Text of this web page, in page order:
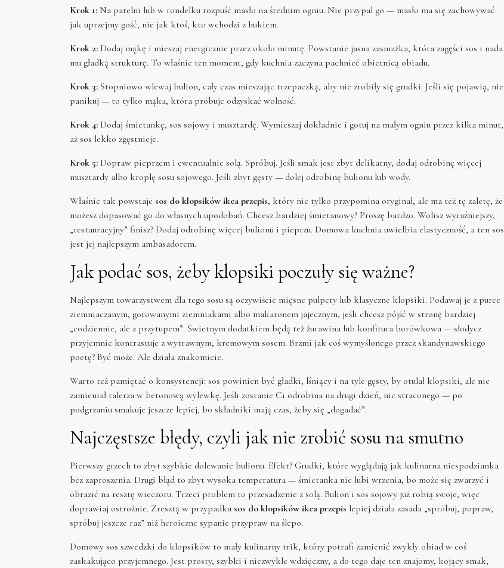
Krok 1: Na patelni lub w rondelku rozpuść masło na średnim ogniu. Nie przypal go — masło ma się zachowywać
jak uprzejmy gość, nie jak ktoś, kto wchodzi z hukiem.
Krok 2: Dodaj mąkę i mieszaj energicznie przez około minutę. Powstanie jasna zasmażka, która zagęści sos i nada
mu gładką strukturę. To właśnie ten moment, gdy kuchnia zaczyna pachnieć obietnicą obiadu.
Krok 3: Stopniowo wlewaj bulion, cały czas mieszając trzepaczką, aby nie zrobiły się grudki. Jeśli się pojawią, nie
panikuj — to tylko mąka, która próbuje odzyskać wolność.
Krok 4: Dodaj śmietankę, sos sojowy i musztardę. Wymieszaj dokładnie i gotuj na małym ogniu przez kilka minut,
aż sos lekko zgęstnieje.
Krok 5: Dopraw pieprzem i ewentualnie solą. Spróbuj. Jeśli smak jest zbyt delikatny, dodaj odrobinę więcej
musztardy albo kroplę sosu sojowego. Jeśli zbyt gęsty — dolej odrobinę bulionu lub wody.
Właśnie tak powstaje sos do klopsików ikea przepis, który nie tylko przypomina oryginał, ale ma też tę zaletę, że
możesz dopasować go do własnych upodobań. Chcesz bardziej śmietanowy? Proszę bardzo. Wolisz wyraźniejszy,
„restauracyjny” finisz? Dodaj odrobinę więcej bulionu i pieprzu. Domowa kuchnia uwielbia elastyczność, a ten sos
jest jej najlepszym ambasadorem.
Jak podać sos, żeby klopsiki poczuły się ważne?
Najlepszym towarzystwem dla tego sosu są oczywiście mięsne pulpety lub klasyczne klopsiki. Podawaj je z puree
ziemniaczanym, gotowanymi ziemniakami albo makaronem jajecznym, jeśli chcesz pójść w stronę bardziej
„codziennie, ale z przytupem”. Świetnym dodatkiem będą też żurawina lub konfitura borówkowa — słodycz
przyjemnie kontrastuje z wytrawnym, kremowym sosem. Brzmi jak coś wymyślonego przez skandynawskiego
poetę? Być może. Ale działa znakomicie.
Warto też pamiętać o konsystencji: sos powinien być gładki, lśniący i na tyle gęsty, by otulał klopsiki, ale nie
zamieniał talerza w betonową wylewkę. Jeśli zostanie Ci odrobina na drugi dzień, nic straconego — po
podgrzaniu smakuje jeszcze lepiej, bo składniki mają czas, żeby się „dogadać”.
Najczęstsze błędy, czyli jak nie zrobić sosu na smutno
Pierwszy grzech to zbyt szybkie dolewanie bulionu. Efekt? Grudki, które wyglądają jak kulinarna niespodzianka
bez zaproszenia. Drugi błąd to zbyt wysoka temperatura — śmietanka nie lubi wrzenia, bo może się zwarzyć i
obrazić na resztę wieczoru. Trzeci problem to przesadzenie z solą. Bulion i sos sojowy już robią swoje, więc
doprawiaj ostrożnie. Zresztą w przypadku sos do klopsików ikea przepis lepiej działa zasada „spróbuj, popraw,
spróbuj jeszcze raz” niż heroiczne sypanie przypraw na ślepo.
Domowy sos szwedzki do klopsików to mały kulinarny trik, który potrafi zamienić zwykły obiad w coś
zaskakująco przyjemnego. Jest prosty, szybki i niezwykle wdzięczny, a do tego daje ten znajomy, kojący smak,